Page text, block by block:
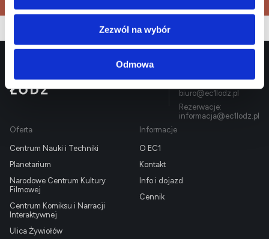
Zezwól na wybór
Odmowa
EC1 Łódź - Miasto
Kultury
biuro@ec1lodz.pl
Rezerwacje:
informacja@ec1lodz.pl
Oferta
Centrum Nauki i Techniki
Planetarium
Narodowe Centrum Kultury
Filmowej
Centrum Komiksu i Narracji
Interaktywnej
Ulica Żywiołów
Informacje
O EC1
Kontakt
Info i dojazd
Cennik